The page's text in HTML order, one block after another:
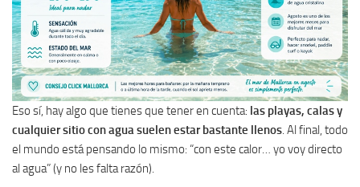
Eso sí, hay algo que tienes que tener en cuenta: las playas, calas y
cualquier sitio con agua suelen estar bastante llenos . Al final, todo
el mundo está pensando lo mismo: “con este calor… yo voy directo
al agua” (y no les falta razón).